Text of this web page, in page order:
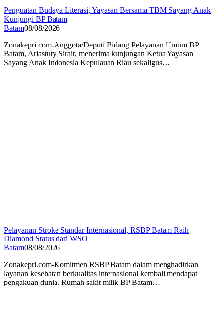
Penguatan Budaya Literasi, Yayasan Bersama TBM Sayang Anak
Kunjungi BP Batam
Batam08/08/2026
Zonakepri.com-Anggota/Deputi Bidang Pelayanan Umum BP
Batam, Ariastuty Sirait, menerima kunjungan Ketua Yayasan
Sayang Anak Indonesia Kepulauan Riau sekaligus…
Pelayanan Stroke Standar Internasional, RSBP Batam Raih
Diamond Status dari WSO
Batam08/08/2026
Zonakepri.com-Komitmen RSBP Batam dalam menghadirkan
layanan kesehatan berkualitas internasional kembali mendapat
pengakuan dunia. Rumah sakit milik BP Batam…